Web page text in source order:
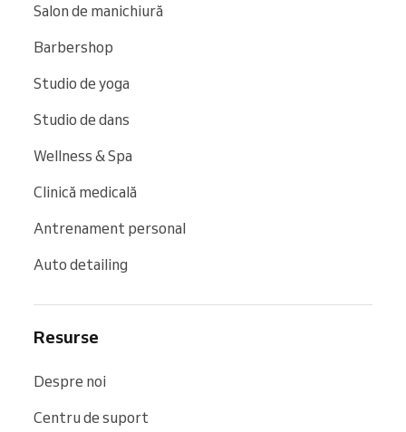
Salon de manichiură
Barbershop
Studio de yoga
Studio de dans
Wellness & Spa
Clinică medicală
Antrenament personal
Auto detailing
Resurse
Despre noi
Centru de suport